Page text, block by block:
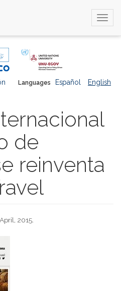
Languages Español English
de
reinventa
2015.